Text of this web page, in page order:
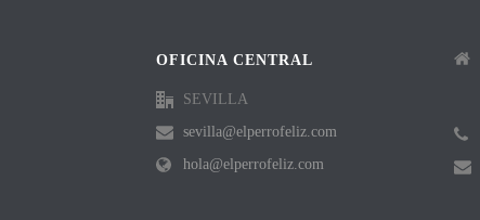
OFICINA CENTRAL
SEVILLA
sevilla@elperrofeliz.com
hola@elperrofeliz.com